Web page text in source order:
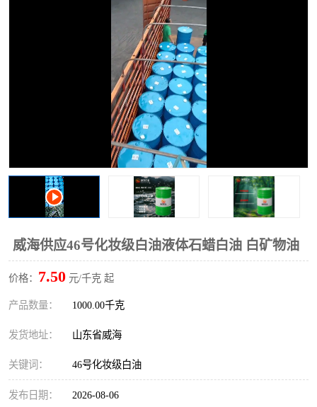
威海供应46号化妆级白油液体石蜡白油 白矿物油
价格： 7.50 元/千克 起
产品数量： 1000.00千克
发货地址： 山东省威海
关键词： 46号化妆级白油
发布日期： 2026-08-06